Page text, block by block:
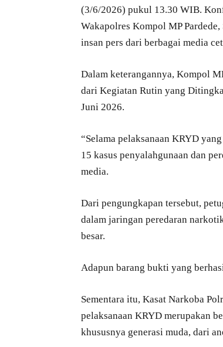
(3/6/2026) pukul 13.30 WIB.
Wakapolres Kompol MP
insan pers dari berbagai media
Dalam keterangannya, Kompol
dari Kegiatan Rutin yang
Juni 2026.
“Selama pelaksanaan KRYD
15 kasus penyalahgunaan dan
media.
Dari pengungkapan tersebut,
dalam jaringan peredaran
besar.
Adapun barang bukti yang
Sementara itu, Kasat Narkoba
pelaksanaan KRYD merupakan
khususnya generasi muda, dari